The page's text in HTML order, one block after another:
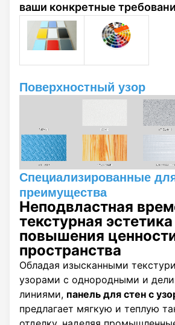
ваши конкретные
Поверхностный узор
Специализированные
преимущества
Неподвластная
текстурная
повышения
пространства
Обладая изысканными
узорами с однородными и
линиями, панель для стен с
предлагает мягкую и теплую